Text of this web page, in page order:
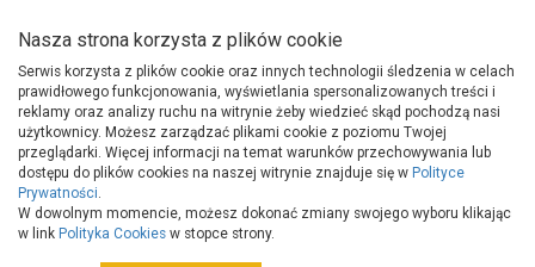
Strona główna Porady
Budowa i remont
Zrównoważony rozwój i emisja CO2!
Zrównoważony rozwój i emisja CO2!
Nasza strona korzysta z plików cookie
Serwis korzysta z plików cookie oraz innych technologii śledzenia w celach
prawidłowego funkcjonowania, wyświetlania spersonalizowanych treści i
reklamy oraz analizy ruchu na witrynie żeby wiedzieć skąd pochodzą nasi
użytkownicy. Możesz zarządzać plikami cookie z poziomu Twojej
przeglądarki. Więcej informacji na temat warunków przechowywania lub
dostępu do plików cookies na naszej witrynie znajduje się w Polityce
Prywatności.
W dowolnym momencie, możesz dokonać zmiany swojego wyboru klikając
w link Polityka Cookies w stopce strony.